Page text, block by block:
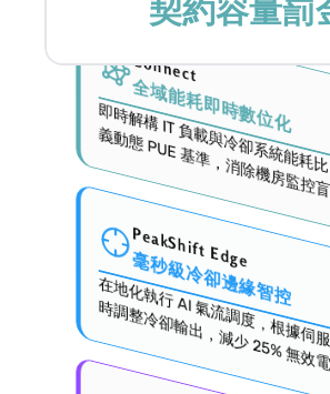
契約容量罰
Connect
全域能耗即時數位化
IT
PeakShift Edge
毫秒級冷卻邊緣智控
I